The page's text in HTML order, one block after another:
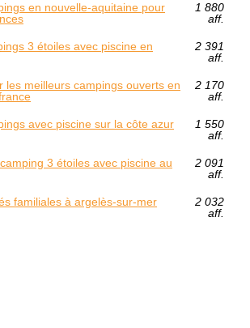
en nouvelle-aquitaine pour
1 880
aff.
3 étoiles avec piscine en
2 391
aff.
les meilleurs campings ouverts en
2 170
aff.
avec piscine sur la côte azur
1 550
aff.
3 étoiles avec piscine au
2 091
aff.
familiales à argelès-sur-mer
2 032
aff.